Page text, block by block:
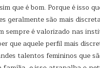
que é bom. Porque é isso
geralmente são mais
sempre é valorizado nas
que aquele perfil mais
talentos femininos que